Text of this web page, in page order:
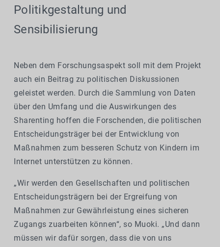
Politikgestaltung und
Sensibilisierung
Neben dem Forschungsaspekt soll mit dem Projekt
auch ein Beitrag zu politischen Diskussionen
geleistet werden. Durch die Sammlung von Daten
über den Umfang und die Auswirkungen des
Sharenting hoffen die Forschenden, die politischen
Entscheidungsträger bei der Entwicklung von
Maßnahmen zum besseren Schutz von Kindern im
Internet unterstützen zu können.
„Wir werden den Gesellschaften und politischen
Entscheidungsträgern bei der Ergreifung von
Maßnahmen zur Gewährleistung eines sicheren
Zugangs zuarbeiten können“, so Muoki. „Und dann
müssen wir dafür sorgen, dass die von uns